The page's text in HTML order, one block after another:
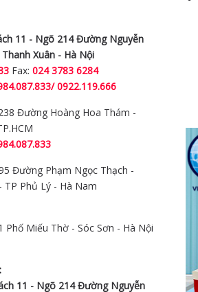
11 - Ngõ 214 Đường Nguyễn
Xuân - Hà Nội
Fax: 024 3783 6284
0922.119.666
Đường Hoàng Hoa Thám -
Đường Phạm Ngọc Thạch -
TP Phủ Lý - Hà Nam
Phố Miếu Thờ - Sóc Sơn - Hà Nội
11 - Ngõ 214 Đường Nguyễn